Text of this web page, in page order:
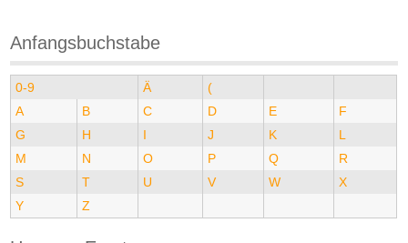
Anfangsbuchstabe
0-9 Ä
(
A
B C D E
F
G
H I J K
L
M
N O P Q
R
S
T U V W
X
Y
Z